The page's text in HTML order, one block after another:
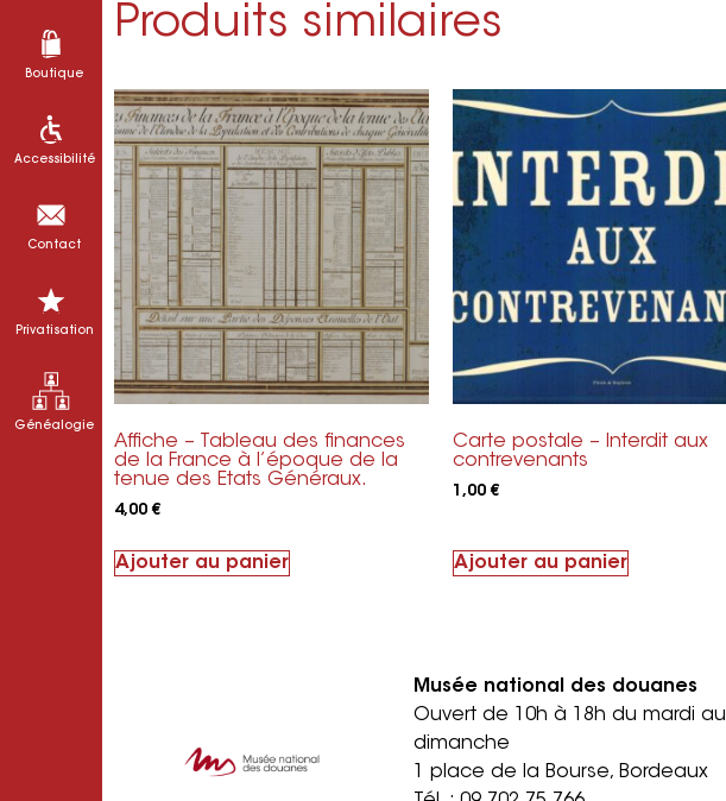
Boutique
Accessibilité
Contact
Privatisation
Généalogie
Produits similaires
Affiche – Tableau des finances
de la France à l’époque de la
tenue des Etats Généraux.
4,00€
Ajouter au panier
Carte postale – Interdit aux
contrevenants
1,00€
Ajouter au panier
Musée national des douanes
Ouvert de 10h à 18h du mardi au
dimanche
1 place de la Bourse, Bordeaux